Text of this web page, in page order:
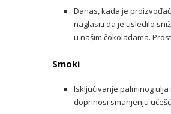
Danas, kada je
naglasiti da je usledilo
u našim čokoladama.
Smoki
Isključivanje palminog
doprinosi smanjenju